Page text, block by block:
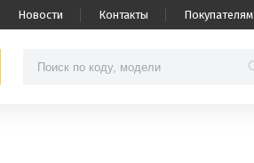
Новости Контакты Покупателям